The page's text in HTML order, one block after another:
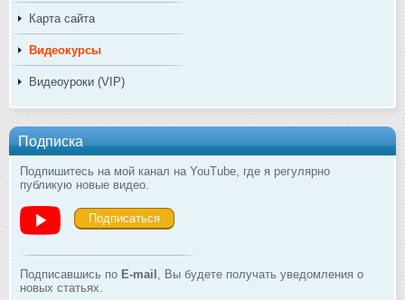
Карта сайта
Видеокурсы
Видеоуроки (VIP)
Подписка
Подпишитесь на мой канал на YouTube, где я регулярно
публикую новые видео.
Подписаться
Подписавшись по E-mail , Вы будете получать уведомления о
новых статьях.